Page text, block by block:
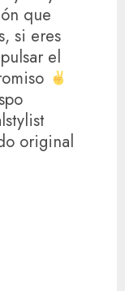
que
si eres
el
original